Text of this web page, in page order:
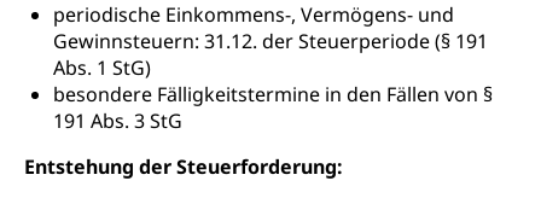
periodische Einkommens-, Vermögens- und
Gewinnsteuern: 31.12. der Steuerperiode (§ 191
Abs. 1 StG)
besondere Fälligkeitstermine in den Fällen von §
191 Abs. 3 StG
Entstehung der Steuerforderung: